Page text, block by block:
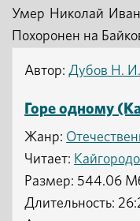
Умер Николай
Похоронен на
Автор: Дубов Н. И.
Горе одному
Жанр:
Читает:
Размер: 544.06
Длительность: